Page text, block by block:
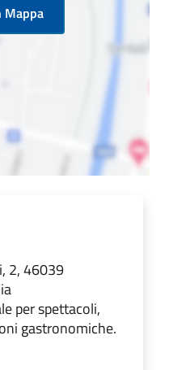
Mappa
2, 46039
per spettacoli,
gastronomiche.